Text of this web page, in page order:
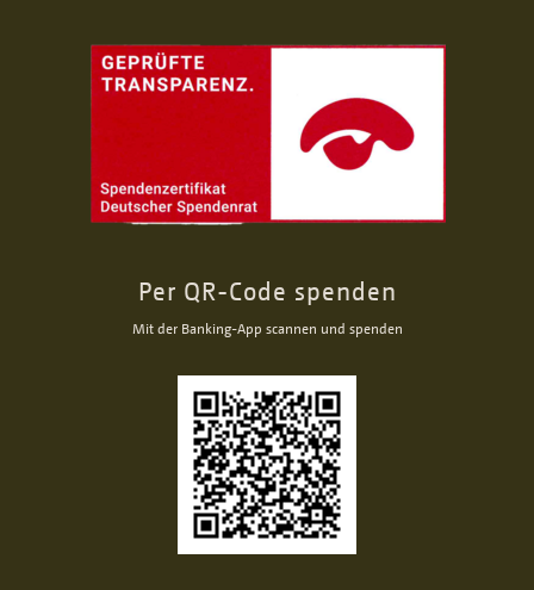
Per QR-Code spenden
Mit der Banking-App scannen und spenden